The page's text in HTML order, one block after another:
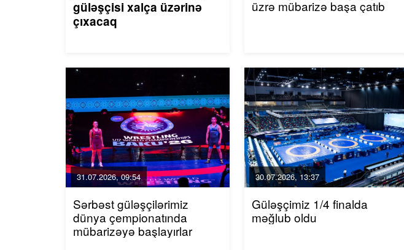
güləşçisi xalça üzərinə
çıxacaq
üzrə mübarizə başa çatıb
31.07.2026, 09:54
Sərbəst güləşçilərimiz
dünya çempionatında
mübarizəyə başlayırlar
30.07.2026, 13:37
Güləşçimiz 1/4 finalda
məğlub oldu